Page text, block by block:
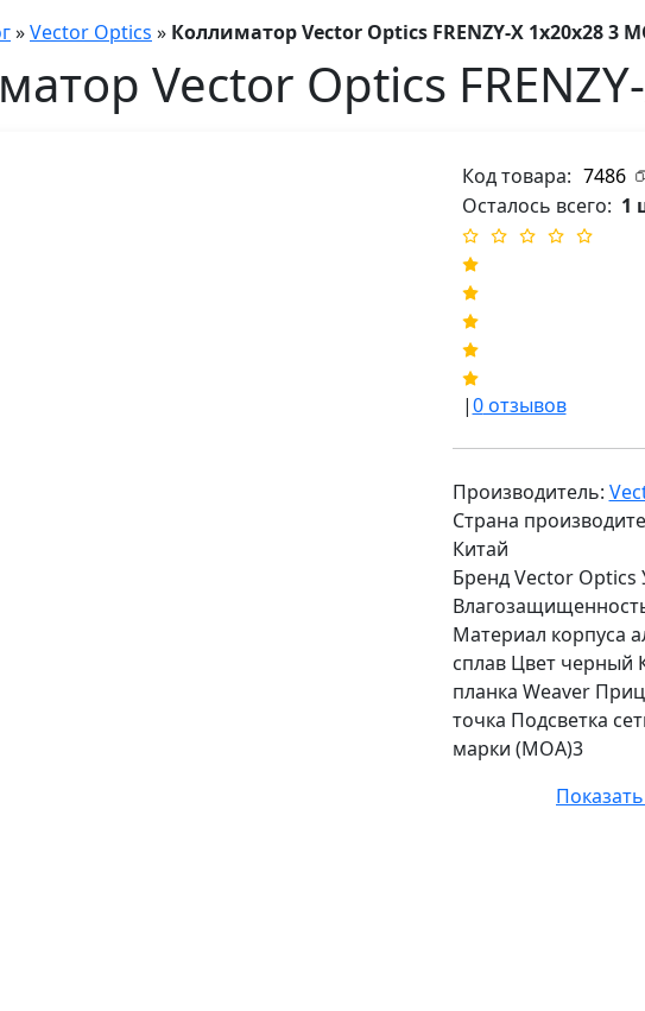
»Vector Optics » Коллиматор Vector Optics FRENZY-X 1x20x28 3
Vector Optics
Код товара: 7486
Осталось всего: 1
|0отзывов
Производитель:
Страна
Китай
Бренд Vector Optics
Материал корпуса
сплав Цвет черный
планка Weaver
точка Подсветка
марки (МОА)3